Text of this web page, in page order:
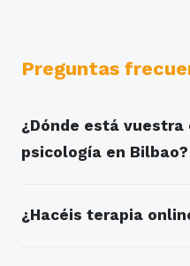
Preguntas
¿Dónde está
psicología en Bilbao?
¿Hacéis terapia